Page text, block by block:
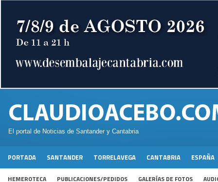
El portal de Noticias de Santander y Cantabria
PORTADA SANTANDER TORRELAVEGA CANTABRIA ESPAÑA
HEMEROTECA PUBLICACIONES/PEDIDOS GALERÍAS DE FOTOS